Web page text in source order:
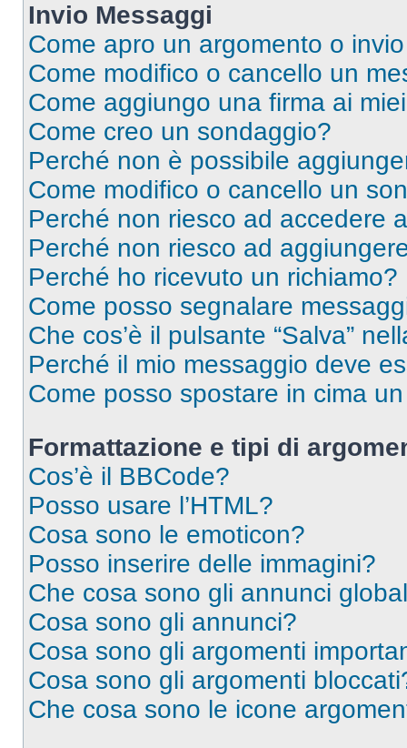
Invio Messaggi
Come apro un argomento o
Come modifico o cancello un
Come aggiungo una firma ai
Come creo un sondaggio?
Perché non è possibile
Come modifico o cancello un
Perché non riesco ad accedere
Perché non riesco ad
Perché ho ricevuto un richiamo?
Come posso segnalare
Che cos’è il pulsante “Salva”
Perché il mio messaggio deve
Come posso spostare in cima
Formattazione e tipi di
Cos’è il BBCode?
Posso usare l’HTML?
Cosa sono le emoticon?
Posso inserire delle immagini?
Che cosa sono gli annunci
Cosa sono gli annunci?
Cosa sono gli argomenti
Cosa sono gli argomenti
Che cosa sono le icone